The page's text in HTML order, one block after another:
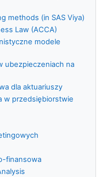
methods (in SAS Viya)
Law (ACCA)
modele
ubezpieczeniach na
dla aktuariuszy
w przedsiębiorstwie
finansowa